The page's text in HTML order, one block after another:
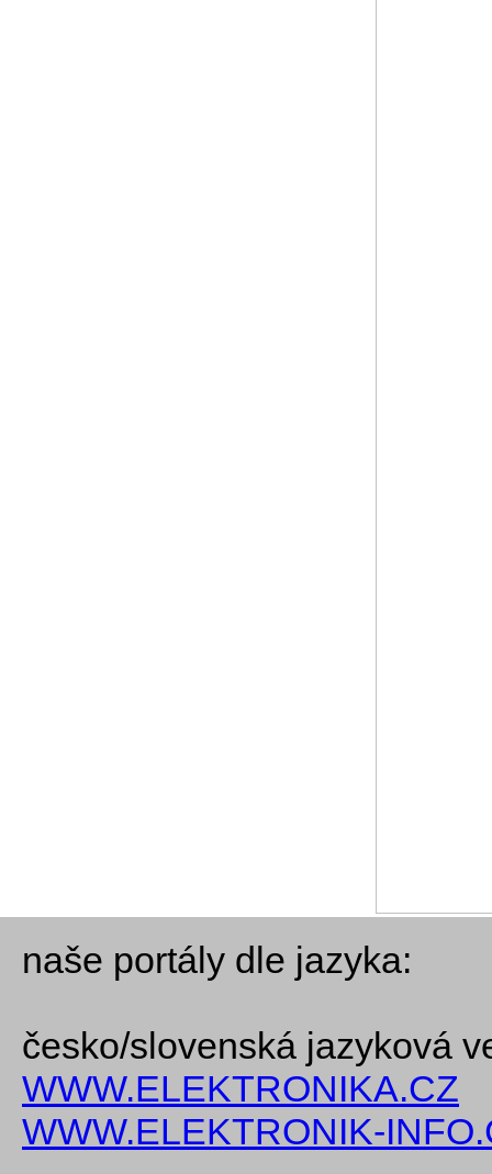
naše portály dle jazyka:
česko/slovenská jazyková
WWW.ELEKTRONIKA.CZ
WWW.ELEKTRONIK-